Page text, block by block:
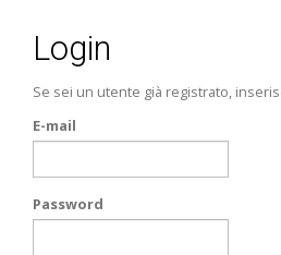
Login
Se sei un utente già registrato,
E-mail
Password